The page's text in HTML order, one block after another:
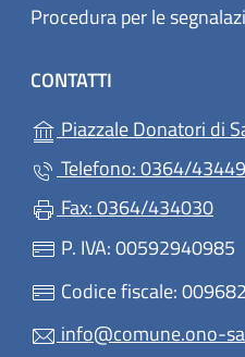
Procedura per le
CONTATTI
Piazzale Donatori di
Telefono: 0364/
Fax: 0364/434030
P. IVA: 00592940985
Codice fiscale:
info@comune.ono-